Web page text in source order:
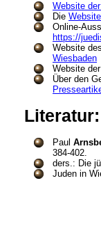
Website
Die
Online-
https://
Website
Wiesbaden
Website
Über den
Paul
384-402.
ders.: Die
Juden in